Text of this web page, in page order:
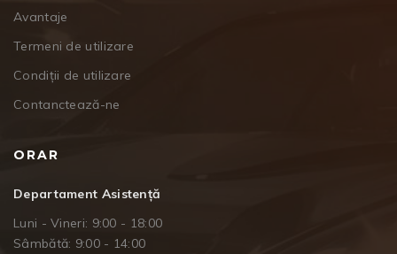
Avantaje
Termeni de utilizare
Condiții de utilizare
Contanctează-ne
ORAR
Departament Asistență
Luni - Vineri: 9:00 - 18:00
Sâmbătă: 9:00 - 14:00